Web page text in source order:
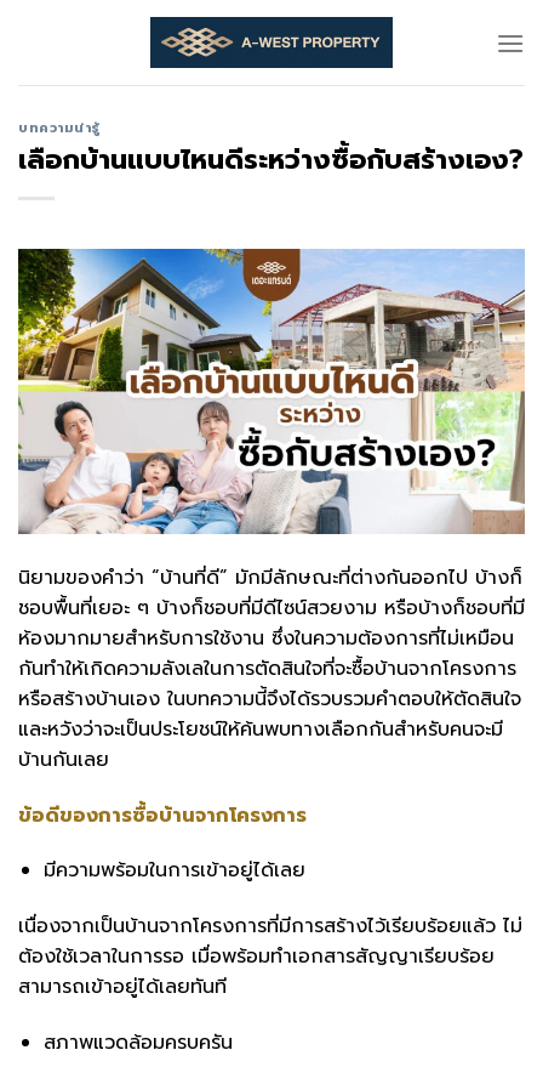
บทความน่ารู้
เลือกบ้านแบบไหนดีระหว่างซื้อกับสร้างเอง?
นิยามของคำว่า “บ้านที่ดี” มักมีลักษณะที่ต่างกันออกไป บ้างก็
ชอบพื้นที่เยอะ ๆ บ้างก็ชอบที่มีดีไซน์สวยงาม หรือบ้างก็ชอบที่มี
ห้องมากมายสำหรับการใช้งาน ซึ่งในความต้องการที่ไม่เหมือน
กันทำให้เกิดความลังเลในการตัดสินใจที่จะซื้อบ้านจากโครงการ
หรือสร้างบ้านเอง ในบทความนี้จึงได้รวบรวมคำตอบให้ตัดสินใจ
และหวังว่าจะเป็นประโยชน์ให้ค้นพบทางเลือกกันสำหรับคนจะมี
บ้านกันเลย
ข้อดีของการซื้อบ้านจากโครงการ
มีความพร้อมในการเข้าอยู่ได้เลย
เนื่องจากเป็นบ้านจากโครงการที่มีการสร้างไว้เรียบร้อยแล้ว ไม่
ต้องใช้เวลาในการรอ เมื่อพร้อมทำเอกสารสัญญาเรียบร้อย
สามารถเข้าอยู่ได้เลยทันที
สภาพแวดล้อมครบครัน